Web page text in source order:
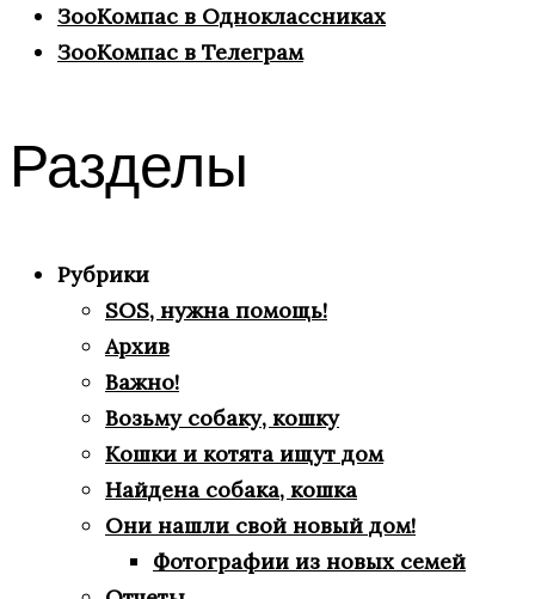
ЗооКомпас в Одноклассниках
ЗооКомпас в Телеграм
Разделы
Рубрики
SOS, нужна помощь!
Архив
Важно!
Возьму собаку, кошку
Кошки и котята ищут дом
Найдена собака, кошка
Они нашли свой новый дом!
Фотографии из новых семей